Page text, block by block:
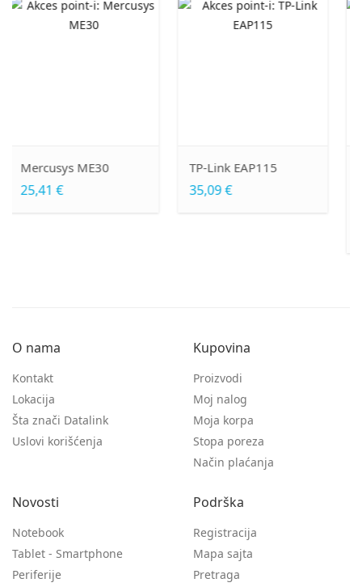
TP-Link EAP115
UBIQUITI ISP 5GHz
O nama
Kontakt
Lokacija
Šta znači Datalink
Uslovi korišćenja
Kupovina
Proizvodi
Moj nalog
Moja korpa
Stopa poreza
Način plaćanja
Novosti
Notebook
Tablet - Smartphone
Periferije
Podrška
Registracija
Mapa sajta
Pretraga